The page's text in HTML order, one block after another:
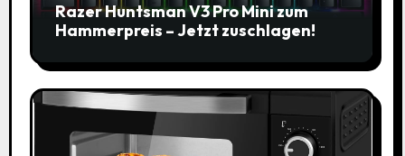
Razer Huntsman V3 Pro Mini zum
Hammerpreis – Jetzt zuschlagen!